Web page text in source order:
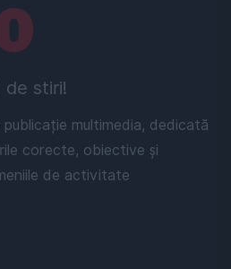
stiri!
multimedia, dedicată
corecte, obiective și
de activitate